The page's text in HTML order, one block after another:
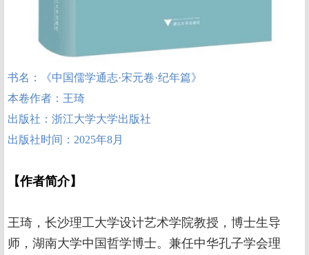
书名：《中国儒学通志·宋元卷·纪年篇》
本卷作者：王琦
出版社：浙江大学大学出版社
出版社时间：2025年8月
【作者简介】
王琦，长沙理工大学设计艺术学院教授，博士生导
师，湖南大学中国哲学博士。兼任中华孔子学会理